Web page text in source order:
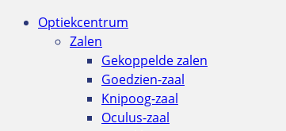
Optiekcentrum
Zalen
Gekoppelde zalen
Goedzien-zaal
Knipoog-zaal
Oculus-zaal